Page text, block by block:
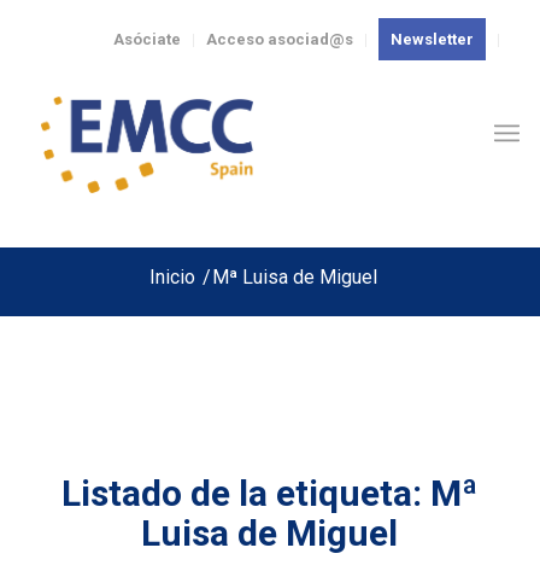
Newsletter
Acceso asociad@s
Asóciate
Inicio /Mª Luisa de Miguel
Listado de la etiqueta: Mª
Luisa de Miguel